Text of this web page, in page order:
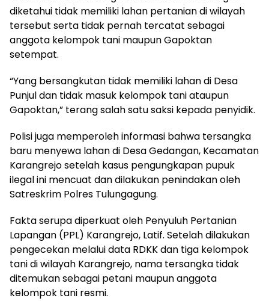
diketahui tidak memiliki lahan pertanian di wilayah
tersebut serta tidak pernah tercatat sebagai
anggota kelompok tani maupun Gapoktan
setempat.
“Yang bersangkutan tidak memiliki lahan di Desa
Punjul dan tidak masuk kelompok tani ataupun
Gapoktan,” terang salah satu saksi kepada penyidik.
Polisi juga memperoleh informasi bahwa tersangka
baru menyewa lahan di Desa Gedangan, Kecamatan
Karangrejo setelah kasus pengungkapan pupuk
ilegal ini mencuat dan dilakukan penindakan oleh
Satreskrim Polres Tulungagung.
Fakta serupa diperkuat oleh Penyuluh Pertanian
Lapangan (PPL) Karangrejo, Latif. Setelah dilakukan
pengecekan melalui data RDKK dan tiga kelompok
tani di wilayah Karangrejo, nama tersangka tidak
ditemukan sebagai petani maupun anggota
kelompok tani resmi.